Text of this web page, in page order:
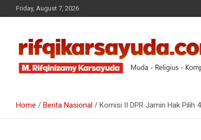
Friday, August 7, 2026
Home Berita Nasional Komisi II DPR Jamin Hak Pilih